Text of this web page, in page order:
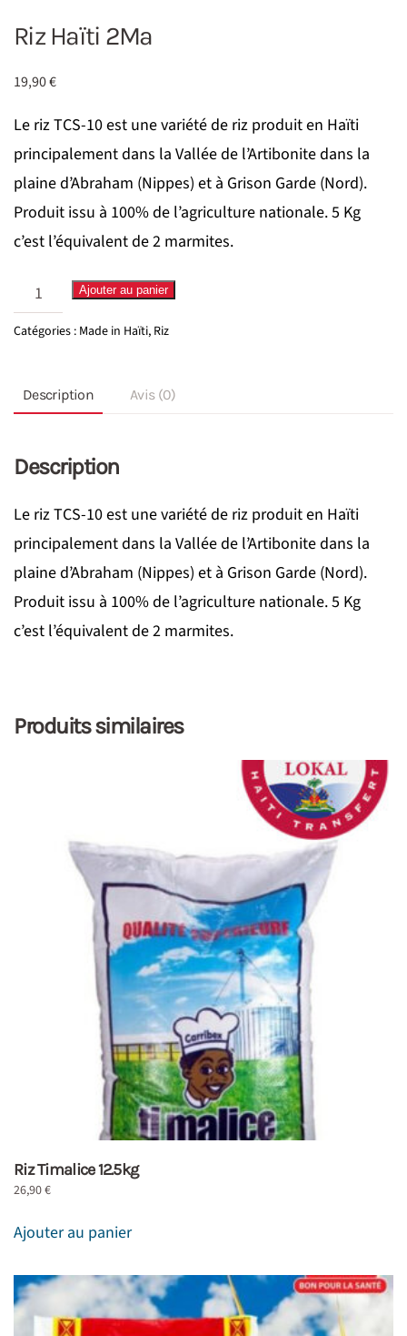
Riz Haïti 2Ma
19,90€
Le riz TCS-10 est une variété de riz produit en Haïti
principalement dans la Vallée de l’Artibonite dans la
plaine d’Abraham (Nippes) et à Grison Garde (Nord).
Produit issu à 100% de l’agriculture nationale. 5 Kg
c’est l’équivalent de 2 marmites.
quantité
de
2Ma
Ajouter au panier
Catégories : Made in Haïti, Riz
Description Avis (0)
Description
Le riz TCS-10 est une variété de riz produit en Haïti
principalement dans la Vallée de l’Artibonite dans la
plaine d’Abraham (Nippes) et à Grison Garde (Nord).
Produit issu à 100% de l’agriculture nationale. 5 Kg
c’est l’équivalent de 2 marmites.
Produits similaires
Riz Timalice 12.5kg
26,90€
Ajouter au panier